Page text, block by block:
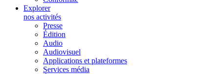
Explorer
nos activités
Presse
Édition
Audio
Audiovisuel
Applications et plateformes
Services média